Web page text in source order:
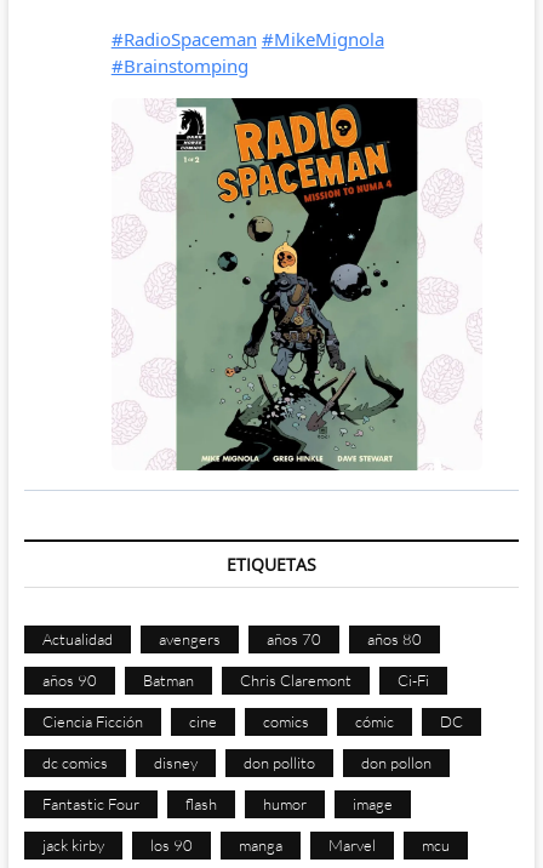
ETIQUETAS
Actualidad avengers años 70 años 80
años 90 Batman Chris Claremont Ci-Fi
Ciencia Ficción cine comics cómic DC
dc comics disney don pollito don pollon
Fantastic Four flash humor image
jack kirby los 90 manga Marvel mcu